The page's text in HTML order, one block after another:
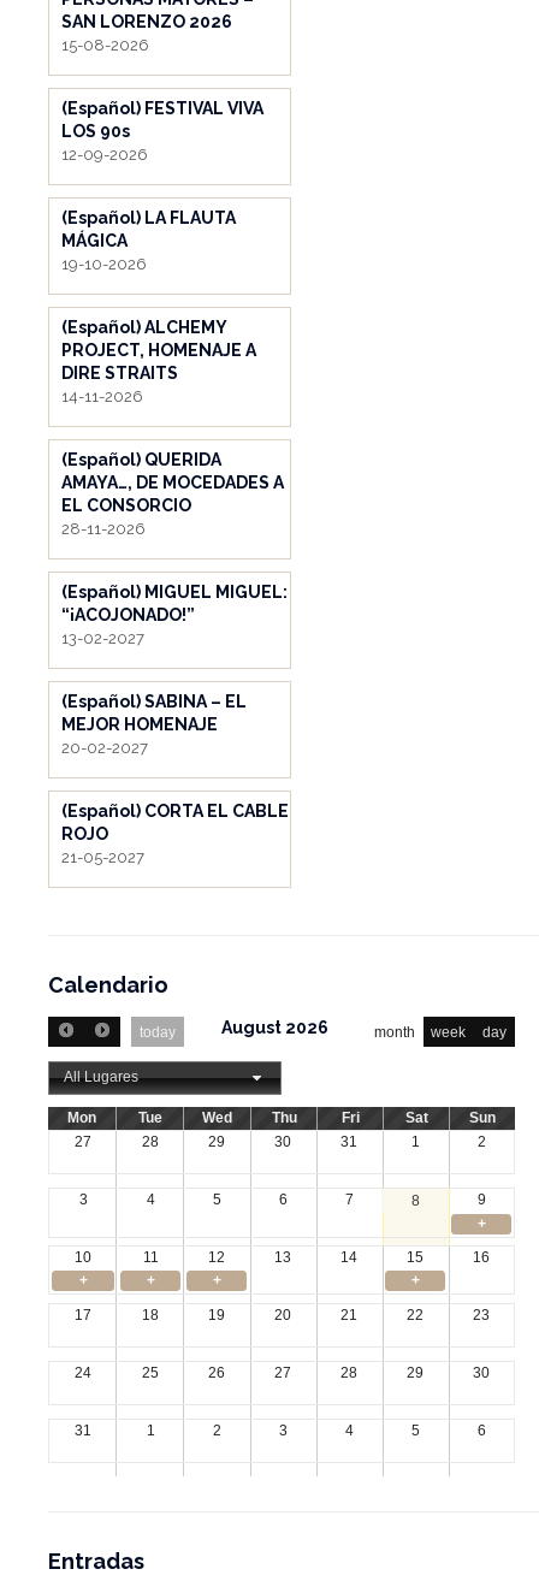
SAN LORENZO 2026
15-08-2026
(Español) FESTIVAL VIVA
LOS 90s
12-09-2026
(Español) LA FLAUTA
MÁGICA
19-10-2026
(Español) ALCHEMY
PROJECT, HOMENAJE A
DIRE STRAITS
14-11-2026
(Español) QUERIDA
AMAYA…, DE MOCEDADES A
EL CONSORCIO
28-11-2026
(Español) MIGUEL MIGUEL:
“¡ACOJONADO!”
13-02-2027
(Español) SABINA – EL
MEJOR HOMENAJE
20-02-2027
(Español) CORTA EL CABLE
ROJO
21-05-2027
Calendario
today month week day
August 2026
All Lugares
Mon Tue Wed Thu Fri Sat
Sun
27
28 29 30 31 1 2
3 4 5 6 7 8
9
+
10
11 12 13 14 15
16
+
+ + +
17 18 19 20 21 22 23
24 25 26 27 28 29 30
31 1 2 3 4 5 6
Entradas